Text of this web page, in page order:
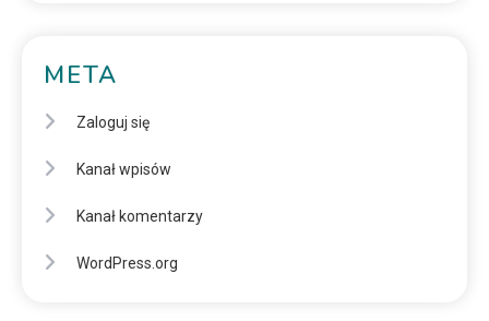
META
Zaloguj się
Kanał wpisów
Kanał komentarzy
WordPress.org